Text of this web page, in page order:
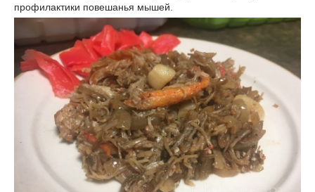
профилактики повешанья мышей.